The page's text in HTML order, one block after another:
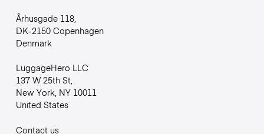
Århusgade 118,
DK-2150 Copenhagen
Denmark
LuggageHero LLC
137 W 25th St,
New York, NY 10011
United States
Contact us